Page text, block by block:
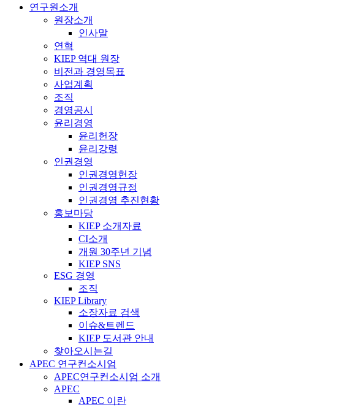
연구원소개
원장소개
인사말
연혁
KIEP 역대 원장
비전과 경영목표
사업계획
조직
경영공시
윤리경영
윤리헌장
윤리강령
인권경영
인권경영헌장
인권경영규정
인권경영 추진현황
홍보마당
KIEP 소개자료
CI소개
개원 30주년 기념
KIEP SNS
ESG 경영
조직
KIEP Library
소장자료 검색
이슈&트렌드
KIEP 도서관 안내
찾아오시는길
APEC 연구컨소시엄
APEC연구컨소시엄 소개
APEC
APEC 이란